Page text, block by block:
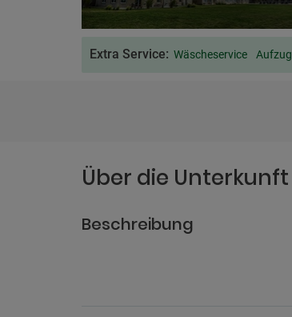
Extra Service: Wäscheservice Aufzug
Über die Unterkunft
Beschreibung